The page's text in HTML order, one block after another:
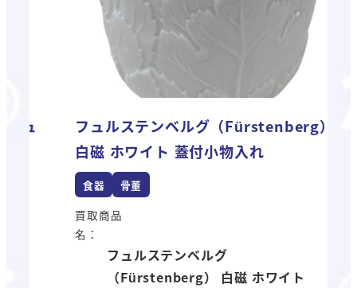
フュルステンベルグ（Fürstenberg）
白磁 ホワイト 蓋付小物入れ
骨董
買取商品
フュルステンベルグ
（Fürstenberg） 白磁 ホワイト